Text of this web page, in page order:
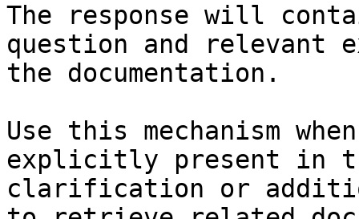
The response will
question and relevant
the documentation.
Use this mechanism
explicitly present in
clarification or